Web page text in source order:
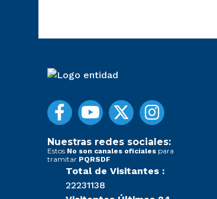
Nuestras redes sociales:
Estos No son canales oficiales para
tramitar PQRSDF
Total de Visitantes :
22231138